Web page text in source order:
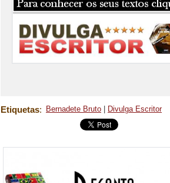
Etiquetas: Bernadete Bruto Divulga Escritor